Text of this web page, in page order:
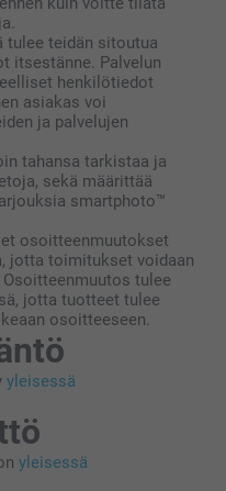
tulee teidän sitoutua
itsestänne. Palvelun
henkilötiedot
asiakas voi
ja palvelujen
tahansa tarkistaa ja
sekä määrittää
smartphoto™
osoitteenmuutokset
jotta toimitukset voidaan
tulee
jotta tuotteet tulee
osoitteeseen.
yleisessä
yleisessä